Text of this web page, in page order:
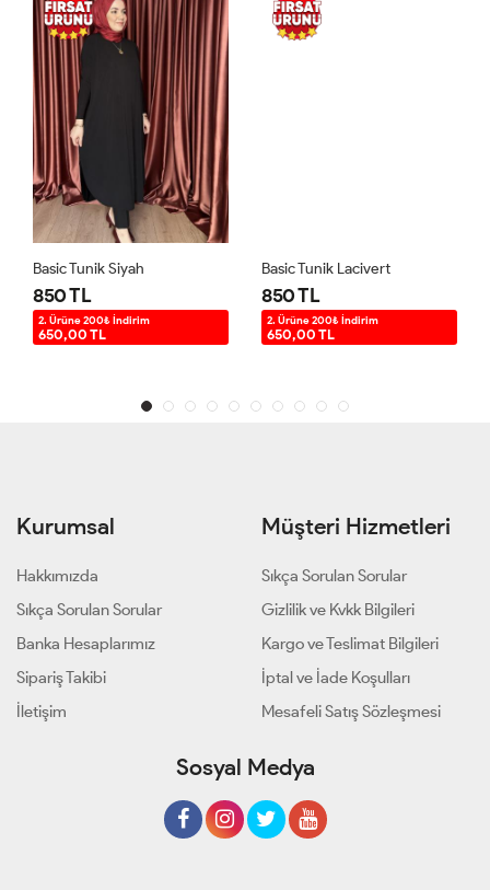
Basic Tunik Siyah
850 TL
2. Ürüne 200₺ İndirim
650,00 TL
Basic Tunik Lacivert
850 TL
2. Ürüne 200₺ İndirim
650,00 TL
Kurumsal
Hakkımızda
Sıkça Sorulan Sorular
Banka Hesaplarımız
Sipariş Takibi
İletişim
Müşteri Hizmetleri
Sıkça Sorulan Sorular
Gizlilik ve Kvkk Bilgileri
Kargo ve Teslimat Bilgileri
İptal ve İade Koşulları
Mesafeli Satış Sözleşmesi
Sosyal Medya